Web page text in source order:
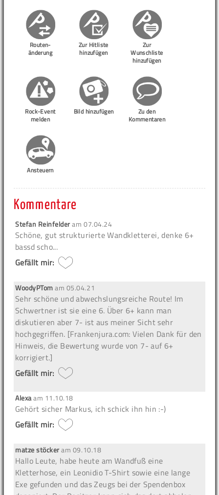
Routen-
änderung
Zur Hitliste
hinzufügen
Zur
Wunschliste
hinzufügen
Rock-Event
melden
Bild hinzufügen
Zu den
Kommentaren
Ansteuern
Kommentare
Stefan Reinfelderam07.04.24
Schöne, gut strukturierte Wandkletterei, denke 6+
bassd scho...
Gefällt mir:
WoodyPTomam 05.04.21
Sehr schöne und abwechslungsreiche Route! Im
Schwertner ist sie eine 6. Über 6+ kann man
diskutieren aber 7- ist aus meiner Sicht sehr
hochgegriffen. [Frankenjura.com: Vielen Dank für den
Hinweis, die Bewertung wurde von 7- auf 6+
korrigiert.]
Gefällt mir:
Alexaam 11.10.18
Gehört sicher Markus, ich schick ihn hin :-)
Gefällt mir:
matze stöckeram 09.10.18
Hallo Leute, habe heute am Wandfuß eine
Kletterhose, ein Leonidio T-Shirt sowie eine lange
Exe gefunden und das Zeugs bei der Spendenbox